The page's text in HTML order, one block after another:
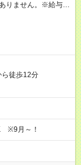
りません。※給与即
ら徒歩12分
※9月～！